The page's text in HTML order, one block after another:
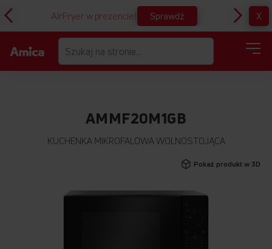
AirFryer w prezencie! Sprawdź X
AMMF20M1GB
KUCHENKA MIKROFALOWA WOLNOSTOJĄCA
Pokaż produkt w 3D